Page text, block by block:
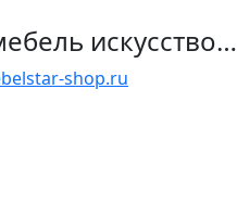
искусство…
shop.ru